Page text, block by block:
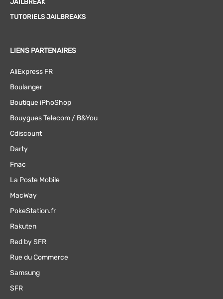
JAILBREAK
TUTORIELS JAILBREAKS
LIENS PARTENAIRES
AliExpress FR
Boulanger
Boutique iPhoShop
Bouygues Telecom / B&You
Cdiscount
Darty
Fnac
La Poste Mobile
MacWay
PokeStation.fr
Rakuten
Red by SFR
Rue du Commerce
Samsung
SFR